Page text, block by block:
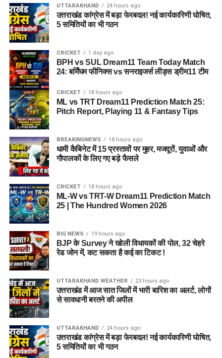
UTTARAKHAND 24 hours ago
उत्तराखंड कांग्रेस में बड़ा फेरबदल! नई कार्यकारिणी घोषित,
5 समितियों का भी गठन
CRICKET 1 day ago
BPH vs SUL Dream11 Team Today Match
24: बर्मिंघम फीनिक्स vs सनराइजर्स लीड्स ड्रीम11 टीम
CRICKET 18 hours ago
ML vs TRT Dream11 Prediction Match 25:
Pitch Report, Playing 11 & Fantasy Tips
BREAKINGNEWS 18 hours ago
धामी कैबिनेट में 15 प्रस्तावों पर मुहर, मजदूरों, युवाओं और
गौपालकों के लिए गए बड़े फैसले
CRICKET 18 hours ago
ML-W vs TRT-W Dream11 Prediction Match
25 | The Hundred Women 2026
BIG NEWS 19 hours ago
BJP के Survey ने खोली विधायकों की पोल, 32 चेहरे
रेड जोन में, कट सकता है कई का टिकट !
UTTARAKHAND WEATHER 23 hours ago
उत्तराखंड में आज सात जिलों में भारी बारिश का अलर्ट, लोगों
से सावधानी बरतने की अपील
UTTARAKHAND 24 hours ago
उत्तराखंड कांग्रेस में बड़ा फेरबदल! नई कार्यकारिणी घोषित,
5 समितियों का भी गठन